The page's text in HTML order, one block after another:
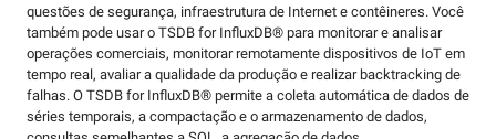
questões de segurança, infraestrutura de Internet e contêineres. Você
também pode usar o TSDB for InfluxDB® para monitorar e analisar
operações comerciais, monitorar remotamente dispositivos de IoT em
tempo real, avaliar a qualidade da produção e realizar backtracking de
falhas. O TSDB for InfluxDB® permite a coleta automática de dados de
séries temporais, a compactação e o armazenamento de dados,